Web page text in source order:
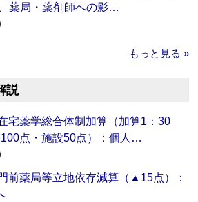
薬局・薬剤師への影…
もっと見る »
説
宅薬学総合体制加算（加算1：30
点・施設50点）：個人…
前薬局等立地依存減算（▲15点）：